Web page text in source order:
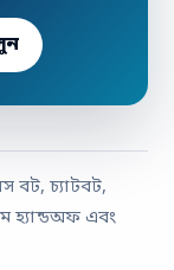
বট, চ্যাটবট,
হ্যান্ডঅফ এবং